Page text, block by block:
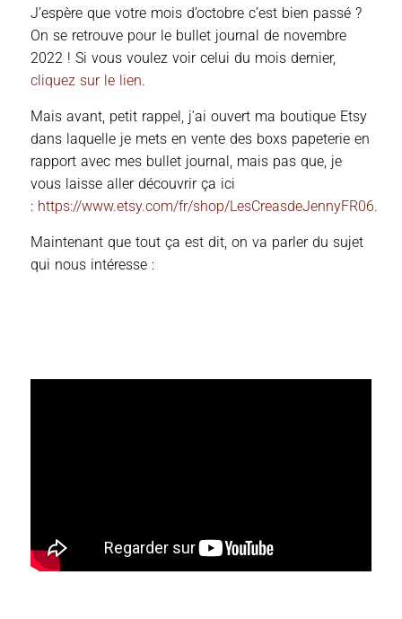
J’espère que votre mois d’octobre c’est bien passé ?
On se retrouve pour le bullet journal de novembre
2022 ! Si vous voulez voir celui du mois dernier,
cliquez sur le lien.
Mais avant, petit rappel, j’ai ouvert ma boutique Etsy
dans laquelle je mets en vente des boxs papeterie en
rapport avec mes bullet journal, mais pas que, je
vous laisse aller découvrir ça ici
: https://www.etsy.com/fr/shop/LesCreasdeJennyFR06.
Maintenant que tout ça est dit, on va parler du sujet
qui nous intéresse :